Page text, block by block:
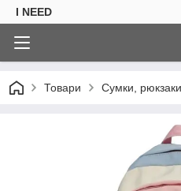
I NEED
Товари Сумки,